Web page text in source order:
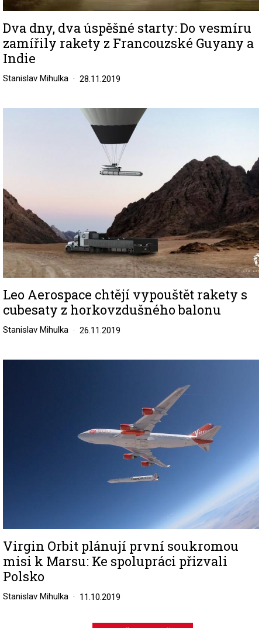
Dva dny, dva úspěšné starty: Do vesmíru
zamířily rakety z Francouzské Guyany a
Indie
Stanislav Mihulka 28.11.2019
Leo Aerospace chtějí vypouštět rakety s
cubesaty z horkovzdušného balonu
Stanislav Mihulka 26.11.2019
Virgin Orbit plánují první soukromou
misi k Marsu: Ke spolupráci přizvali
Polsko
Stanislav Mihulka 11.10.2019